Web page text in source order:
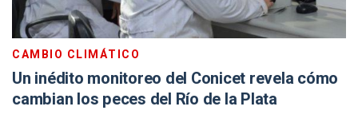
CAMBIO CLIMÁTICO
Un inédito monitoreo del Conicet revela cómo
cambian los peces del Río de la Plata